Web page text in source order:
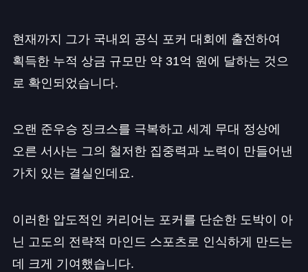
현재까지 그가 국내외 공식 포커 대회에 출전하여
획득한 누적 상금 규모만 약 31억 원에 달하는 것으
로 확인되었습니다.
오랜 준우승 징크스를 극복하고 세계 무대 정상에
오른 서사는 그의 철저한 집중력과 노력이 만들어낸
가치 있는 결실인데요.
이러한 압도적인 커리어는 포커를 단순한 도박이 아
닌 고도의 전략적 마인드 스포츠로 인식하게 만드는
데 크게 기여했습니다.